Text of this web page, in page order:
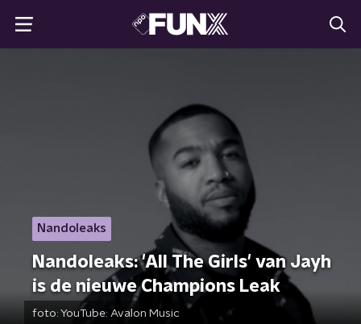
Nandoleaks
Nandoleaks: 'All The Girls' van Jayh
is de nieuwe Champions Leak
foto: YouTube: Avalon Music